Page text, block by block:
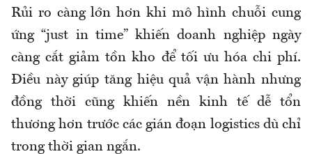
Rủi ro càng lớn hơn khi mô hình chuỗi cung
ứng “just in time” khiến doanh nghiệp ngày
càng cắt giảm tồn kho để tối ưu hóa chi phí.
Điều này giúp tăng hiệu quả vận hành nhưng
đồng thời cũng khiến nền kinh tế dễ tổn
thương hơn trước các gián đoạn logistics dù chỉ
trong thời gian ngắn.